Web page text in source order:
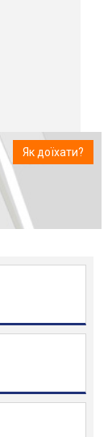
Як доїхати?